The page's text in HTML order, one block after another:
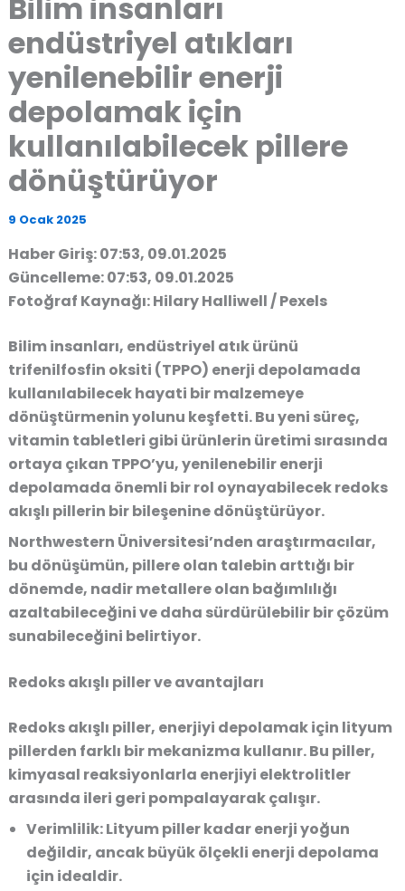
Bilim insanları
endüstriyel atıkları
yenilenebilir enerji
depolamak için
kullanılabilecek pillere
dönüştürüyor
9 Ocak 2025
Haber Giriş: 07:53, 09.01.2025
Güncelleme: 07:53, 09.01.2025
Fotoğraf Kaynağı: Hilary Halliwell / Pexels
Bilim insanları, endüstriyel atık ürünü
trifenilfosfin oksiti (TPPO) enerji depolamada
kullanılabilecek hayati bir malzemeye
dönüştürmenin yolunu keşfetti. Bu yeni süreç,
vitamin tabletleri gibi ürünlerin üretimi sırasında
ortaya çıkan TPPO’yu, yenilenebilir enerji
depolamada önemli bir rol oynayabilecekredoks
akışlı pillerin bir bileşenine dönüştürüyor.
Northwestern Üniversitesi’nden araştırmacılar,
bu dönüşümün, pillere olan talebin arttığı bir
dönemde, nadir metallere olan bağımlılığı
azaltabileceğini ve daha sürdürülebilir bir çözüm
sunabileceğini belirtiyor.
Redoks akışlı piller ve avantajları
Redoks akışlı piller, enerjiyi depolamak için lityum
pillerden farklı bir mekanizma kullanır. Bu piller,
kimyasal reaksiyonlarla enerjiyi elektrolitler
arasında ileri geri pompalayarak çalışır.
Verimlilik:Lityum piller kadar enerji yoğun
değildir, ancak büyük ölçekli enerji depolama
için idealdir.